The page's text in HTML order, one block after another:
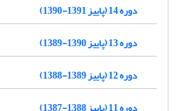
دوره 14 (پاییز 1391-1390)
دوره 13 (پاییز 1390-1389)
دوره 12 (پاییز 1389-1388)